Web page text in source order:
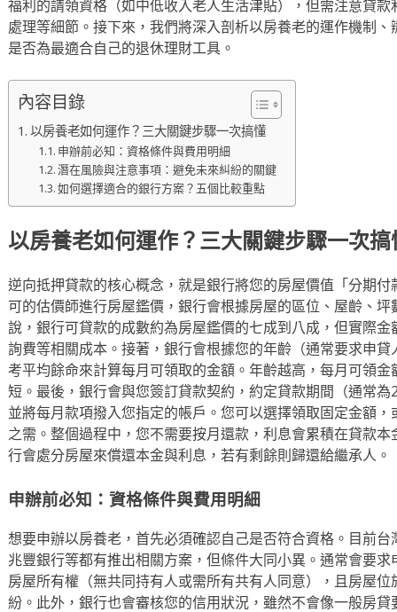
福利的請領資格（如中低收入老人生活津貼），但需注意貸
處理等細節。接下來，我們將深入剖析以房養老的運作機制
是否為最適合自己的退休理財工具。
內容目錄
以房養老如何運作？三大關鍵步驟一次搞懂
申辦前必知：資格條件與費用明細
潛在風險與注意事項：避免未來糾紛的關鍵
如何選擇適合的銀行方案？五個比較重點
以房養老如何運作？三大關鍵步驟一次搞
逆向抵押貸款的核心概念，就是銀行將您的房屋價值「分期
可的估價師進行房屋鑑價，銀行會根據房屋的區位、屋齡、
說，銀行可貸款的成數約為房屋鑑價的七成到八成，但實際
詢費等相關成本。接著，銀行會根據您的年齡（通常要求申
考平均餘命來計算每月可領取的金額。年齡越高，每月可領
短。最後，銀行會與您簽訂貸款契約，約定貸款期間（通常
並將每月款項撥入您指定的帳戶。您可以選擇領取固定金額
之需。整個過程中，您不需要按月還款，利息會累積在貸款
行會處分房屋來償還本金與利息，若有剩餘則歸還給繼承人。
申辦前必知：資格條件與費用明細
想要申辦以房養老，首先必須確認自己是否符合資格。目前
兆豐銀行等都有推出相關方案，但條件大同小異。通常會要
房屋所有權（無共同持有人或需所有共有人同意），且房屋
紛。此外，銀行也會審核您的信用狀況，雖然不會像一般房